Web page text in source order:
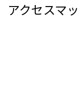
アクセスマ